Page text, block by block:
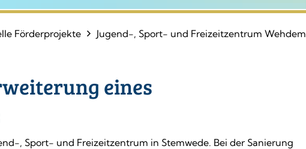
Förderprojekte Jugend-, Sport- und Freizeitzentrum Wehdem
eines
, Sport- und Freizeitzentrum in Stemwede. Bei der Sanierung